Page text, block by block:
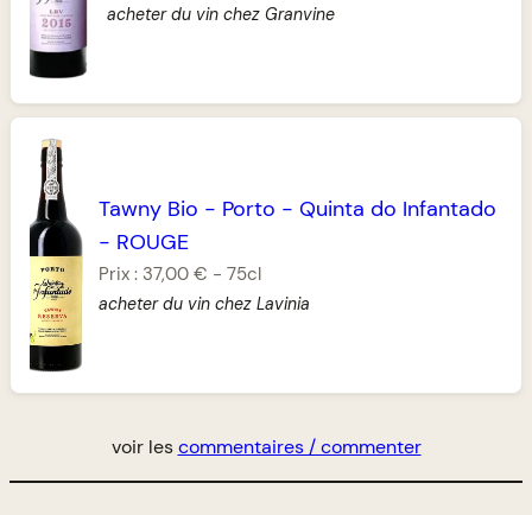
acheter du vin chez Granvine
Tawny Bio - Porto - Quinta do Infantado
- ROUGE
Prix : 37,00 € -75cl
acheter du vin chez Lavinia
voir lescommentaires / commenter